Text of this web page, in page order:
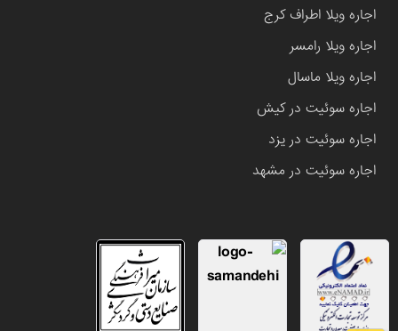
اجاره ویلا اطراف کرج
اجاره ویلا رامسر
اجاره ویلا ماسال
اجاره سوئیت در کیش
اجاره سوئیت در یزد
اجاره سوئیت در مشهد